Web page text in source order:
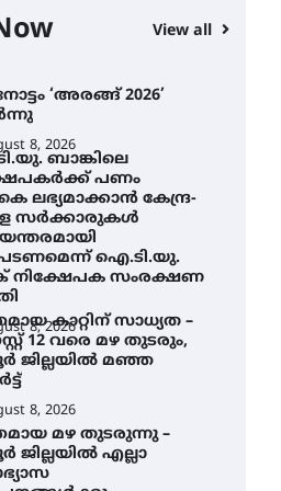
View all
8, 2026
ലഭ്യമാക്കാൻ കേന്ദ്ര-
സർക്കാരുകൾ
ഐ.ടി.യു.
നിക്ഷേപക സംരക്ഷണ
8, 2026
കാറ്റിന് സാധ്യത –
12 വരെ മഴ തുടരും,
ജില്ലയിൽ മഞ്ഞ
8, 2026
മഴ തുടരുന്നു –
എല്ലാ
അവധി
7, 2026
യൂണിവേഴ്‌സിറ്റിയിൽ
ഇംഗ്ളീഷ്